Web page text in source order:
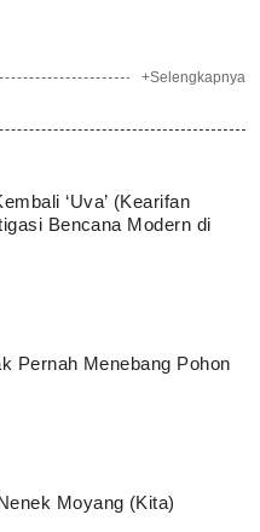
+Selengkapnya
‘Uva’ (Kearifan
Bencana Modern di
Pernah Menebang Pohon
Moyang (Kita)